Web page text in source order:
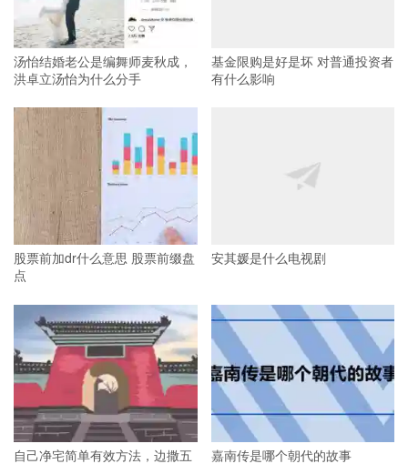
汤怡结婚老公是编舞师麦秋成，
洪卓立汤怡为什么分手
基金限购是好是坏 对普通投资者
有什么影响
股票前加dr什么意思 股票前缀盘
点
安其媛是什么电视剧
自己净宅简单有效方法，边撒五
嘉南传是哪个朝代的故事